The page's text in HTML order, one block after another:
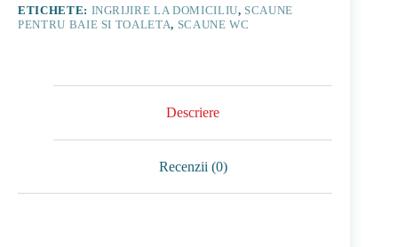
ETICHETE: INGRIJIRE LA DOMICILIU, SCAUNE
PENTRU BAIE SI TOALETA, SCAUNE WC
Descriere
Recenzii (0)